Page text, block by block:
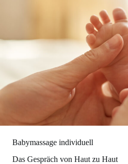
Babymassage individuell
Das Gespräch von Haut zu Haut